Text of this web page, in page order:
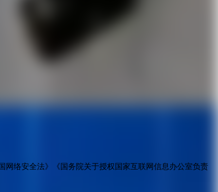
络安全法》《国务院关于授权国家互联网信息办公室负责